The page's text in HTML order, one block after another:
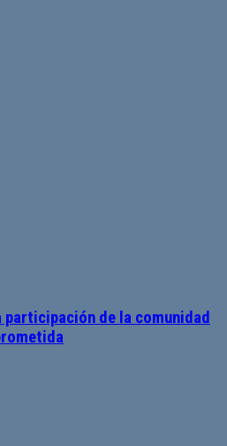
participación de la comunidad